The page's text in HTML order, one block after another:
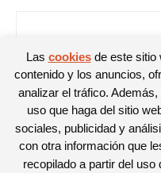
Las cookiesde este sitio
contenido y los anuncios,
analizar el tráfico.
uso que haga del sitio
sociales, publicidad y
con otra información que
recopilado a partir del